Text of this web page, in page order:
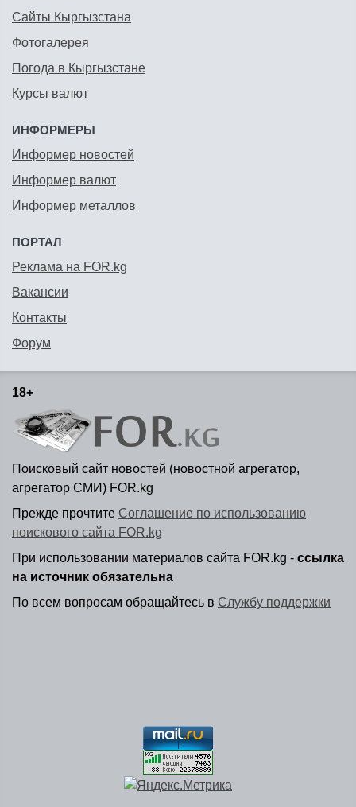
Сайты Кыргызстана
Фотогалерея
Погода в Кыргызстане
Курсы валют
ИНФОРМЕРЫ
Информер новостей
Информер валют
Информер металлов
ПОРТАЛ
Реклама на FOR.kg
Вакансии
Контакты
Форум
18+
Поисковый сайт новостей (новостной агрегатор,
агрегатор СМИ) FOR.kg
Прежде прочтите Соглашение по использованию
поискового сайта FOR.kg
При использовании материалов сайта FOR.kg - ссылка
на источник обязательна
По всем вопросам обращайтесь в Службу поддержки